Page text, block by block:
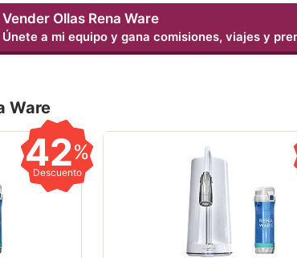
Vender Ollas Rena Ware
Únete a mi equipo y gana comisiones, viajes y
Ware
42%
Descuento